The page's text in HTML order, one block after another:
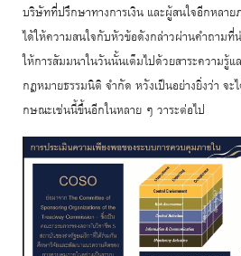
บริษัทที่ปรึกษาทางการเงิน และผู้สนใจอีกหลา
ได้ให้ความสนใจกับหัวข้อดังกล่าวผ่านคำถามที่
ให้การสัมมนาในวันนั้นเต็มไปด้วยสาระความรู้
กฎหมายธรรมนิติ จำกัด หวังเป็นอย่างยิ่งว่า จะ
กษณะเช่นนี้ขึ้นอีกในหลาย ๆ วาระต่อไป